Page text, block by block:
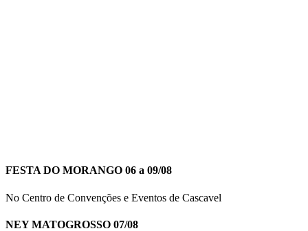
FESTA DO MORANGO 06 a 09/08
No Centro de Convenções e Eventos de Cascavel
NEY MATOGROSSO 07/08